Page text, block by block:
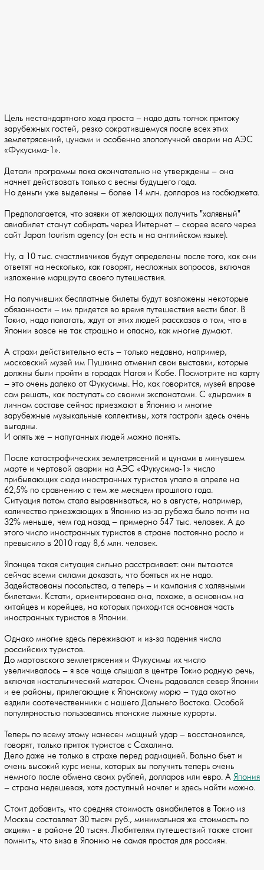
Цель нестандартного хода проста – надо дать толчок притоку
зарубежных гостей, резко сократившемуся после всех этих
землетрясений, цунами и особенно злополучной аварии на АЭС
«Фукусима-1».
Детали программы пока окончательно не утверждены – она
начнет действовать только с весны будущего года.
Но деньги уже выделены – более 14 млн. долларов из госбюджета.
Предполагается, что заявки от желающих получить "халявный"
авиабилет станут собирать через Интернет – скорее всего через
сайт Japan tourism agency (он есть и на английском языке).
Ну, а 10 тыс. счастливчиков будут определены после того, как они
ответят на несколько, как говорят, несложных вопросов, включая
изложение маршрута своего путешествия.
На получивших бесплатные билеты будут возложены некоторые
обязанности – им придется во время путешествия вести блог. В
Токио, надо полагать, ждут от этих людей рассказов о том, что в
Японии вовсе не так страшно и опасно, как многие думают.
А страхи действительно есть – только недавно, например,
московский музей им Пушкина отменил свои выставки, которые
должны были пройти в городах Нагоя и Кобе. Посмотрите на карту
– это очень далеко от Фукусимы. Но, как говорится, музей вправе
сам решать, как поступать со своими экспонатами. С «дырами» в
личном составе сейчас приезжают в Японию и многие
зарубежные музыкальные коллективы, хотя гастроли здесь очень
выгодны.
И опять же – напуганных людей можно понять.
После катастрофических землетрясений и цунами в минувшем
марте и чертовой аварии на АЭС «Фукусима-1» число
прибывающих сюда иностранных туристов упало в апреле на
62,5% по сравнению с тем же месяцем прошлого года.
Ситуация потом стала выравниваться, но в августе, например,
количество приезжающих в Японию из-за рубежа было почти на
32% меньше, чем год назад – примерно 547 тыс. человек. А до
этого число иностранных туристов в стране постоянно росло и
превысило в 2010 году 8,6 млн. человек.
Японцев такая ситуация сильно расстраивает: они пытаются
сейчас всеми силами доказать, что бояться их не надо.
Задействованы посольства, а теперь – и кампания с халявными
билетами. Кстати, ориентирована она, похоже, в основном на
китайцев и корейцев, на которых приходится основная часть
иностранных туристов в Японии.
Однако многие здесь переживают и из-за падения числа
российских туристов.
До мартовского землетрясения и Фукусимы их число
увеличивалось – я все чаще слышал в центре Токио родную речь,
включая ностальгический матерок. Очень радовался север Японии
и ее районы, прилегающие к Японскому морю – туда охотно
ездили соотечественники с нашего Дальнего Востока. Особой
популярностью пользовались японские лыжные курорты.
Теперь по всему этому нанесен мощный удар – восстановился,
говорят, только приток туристов с Сахалина.
Дело даже не только в страхе перед радиацией. Больно бьет и
очень высокий курс иены, которых вы получить теперь очень
немного после обмена своих рублей, долларов или евро. А Япония
– страна недешевая, хотя доступный ночлег и здесь найти можно.
Стоит добавить, что средняя стоимость авиабилетов в Токио из
Москвы составляет 30 тысяч руб., минимальная же стоимость по
акциям - в районе 20 тысяч. Любителям путешествий также стоит
помнить, что виза в Японию не самая простая для россиян.